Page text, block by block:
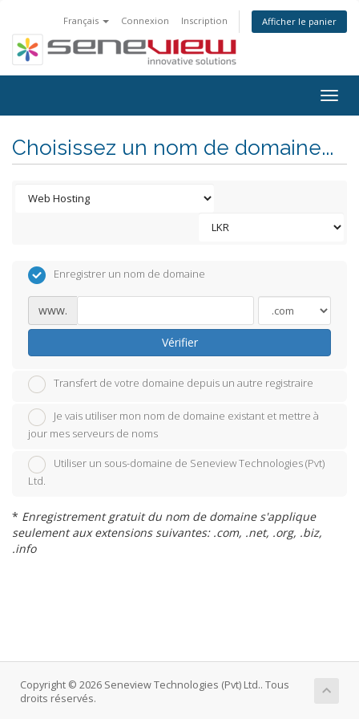
Français Connexion Inscription Afficher le panier
Choisissez un nom de domaine...
Enregistrer un nom de domaine
www.
Vérifier
Transfert de votre domaine depuis un autre registraire
Je vais utiliser mon nom de domaine existant et mettre à
jour mes serveurs de noms
Utiliser un sous-domaine de Seneview Technologies (Pvt)
Ltd.
* Enregistrement gratuit du nom de domaine s'applique
seulement aux extensions suivantes: .com, .net, .org, .biz,
.info
Copyright © 2026 Seneview Technologies (Pvt) Ltd.. Tous
droits réservés.